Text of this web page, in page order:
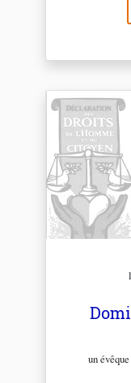
un